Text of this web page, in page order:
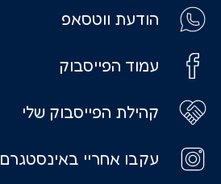
הודעת ווטסאפ
עמוד הפייסבוק
קהילת הפייסבוק שלי
עקבו אחריי באינסטגרם